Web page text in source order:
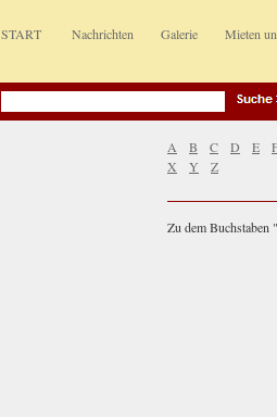
START Nachrichten Galerie Mieten
A B C D E
X
Y Z
Zu dem Buchstaben